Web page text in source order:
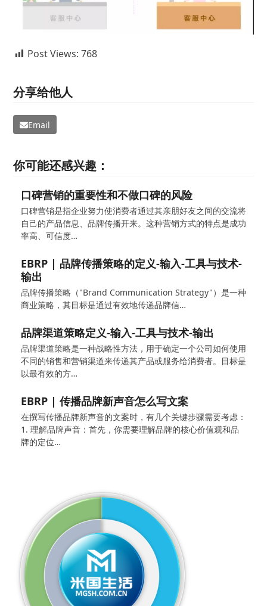
Post Views: 768
分享给他人
Email
你可能还感兴趣：
口碑营销的重要性和不做口碑的风险
口碑营销是指企业努力使消费者通过其亲朋好友之间的交流将
自己的产品信息、品牌传播开来。这种营销方式的特点是成功
率高、可信度…
EBRP | 品牌传播策略的定义-输入-工具与技术-
输出
品牌传播策略（"Brand Communication Strategy"）是一种
商业策略，其目标是通过有效地传递品牌信…
品牌渠道策略定义-输入-工具与技术-输出
品牌渠道策略是一种战略性方法，用于确定一个公司如何使用
不同的销售和营销渠道来传递其产品或服务给消费者。目标是
以最有效的方…
EBRP | 传播品牌新声音怎么写文案
在撰写传播品牌新声音的文案时，有几个关键步骤需要考虑：
1. 理解品牌声音：首先，你需要理解品牌的核心价值观和品
牌的定位…